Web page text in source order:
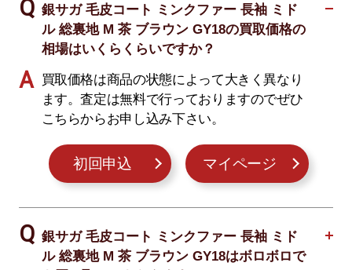
銀サガ 毛皮コート ミンクファー 長袖 ミド
ル 総裏地 M 茶 ブラウン GY18の買取価格の
相場はいくらくらいですか？
買取価格は商品の状態によって大きく異なり
ます。査定は無料で行っておりますのでぜひ
こちらからお申し込み下さい。
初回申込 マイページ
銀サガ 毛皮コート ミンクファー 長袖 ミド
ル 総裏地 M 茶 ブラウン GY18はボロボロで